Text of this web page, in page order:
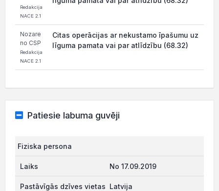
Redakcija
NACE 2.1
Nozare
no CSP
Redakcija
NACE 2.1
Citas operācijas ar nekustamo īpašumu uz
līguma pamata vai par atlīdzību (68.32)
Patiesie labuma guvēji
Fiziska persona
No 17.09.2019
Latvija